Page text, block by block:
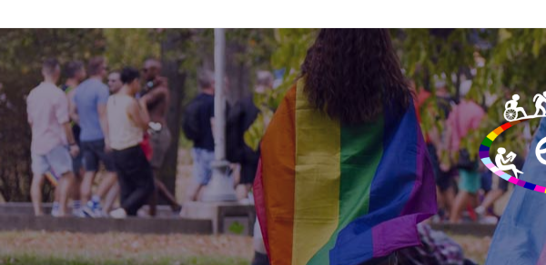
Inhalt
springen